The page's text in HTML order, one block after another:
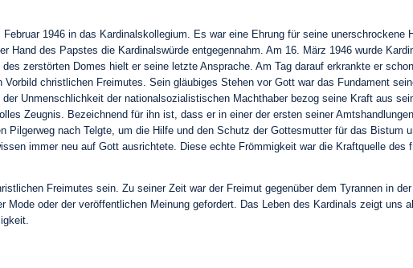
1946 in das Kardinalskollegium. Es war eine Ehrung für seine
Hand des Papstes die Kardinalswürde entgegennahm. Am 16. März 1946 wurde
zerstörten Domes hielt er seine letzte Ansprache. Am Tag darauf erkrankte er
christlichen Freimutes. Sein gläubiges Stehen vor Gott war das Fundament
Unmenschlichkeit der nationalsozialistischen Machthaber bezog seine Kraft aus
Zeugnis. Bezeichnend für ihn ist, dass er in einer der ersten seiner
Pilgerweg nach Telgte, um die Hilfe und den Schutz der Gottesmutter für das
immer neu auf Gott ausrichtete. Diese echte Frömmigkeit war die Kraftquelle des
Freimutes sein. Zu seiner Zeit war der Freimut gegenüber dem Tyrannen in
Mode oder der veröffentlichen Meinung gefordert. Das Leben des Kardinals zeigt